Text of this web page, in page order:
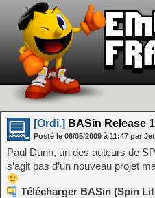
[Ordi.] BASin Release
Posté le 06/05/2009 à 11:47 par
Paul Dunn, un des auteurs de
s’agit pas d’un nouveau projet
Télécharger BASin (Spin